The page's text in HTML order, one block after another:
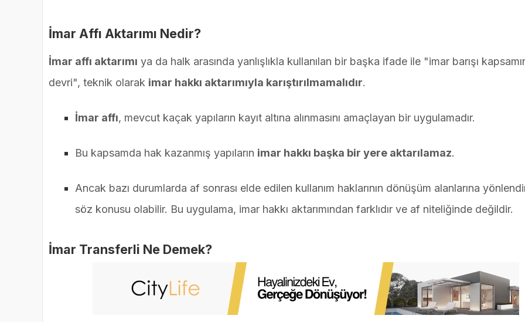
İmar Affı Aktarımı Nedir?
İmar affı aktarımı ya da halk arasında yanlışlıkla kullanılan bir başka ifade ile "imar barışı
devri", teknik olarak imar hakkı aktarımıyla karıştırılmamalıdır.
İmar affı, mevcut kaçak yapıların kayıt altına alınmasını amaçlayan bir uygulamadır.
Bu kapsamda hak kazanmış yapıların imar hakkı başka bir yere aktarılamaz.
Ancak bazı durumlarda af sonrası elde edilen kullanım haklarının dönüşüm alanlarına
söz konusu olabilir. Bu uygulama, imar hakkı aktarımından farklıdır ve af niteliğinde değildir.
İmar Transferli Ne Demek?